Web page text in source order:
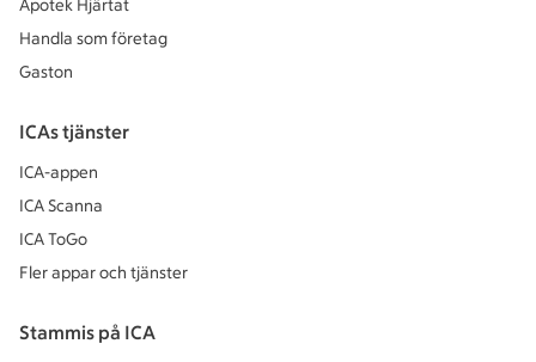
Apotek Hjärtat
Handla som företag
Gaston
ICAs tjänster
ICA-appen
ICA Scanna
ICA ToGo
Fler appar och tjänster
Stammis på ICA